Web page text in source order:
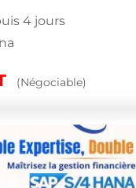
4 jours
(Négociable)